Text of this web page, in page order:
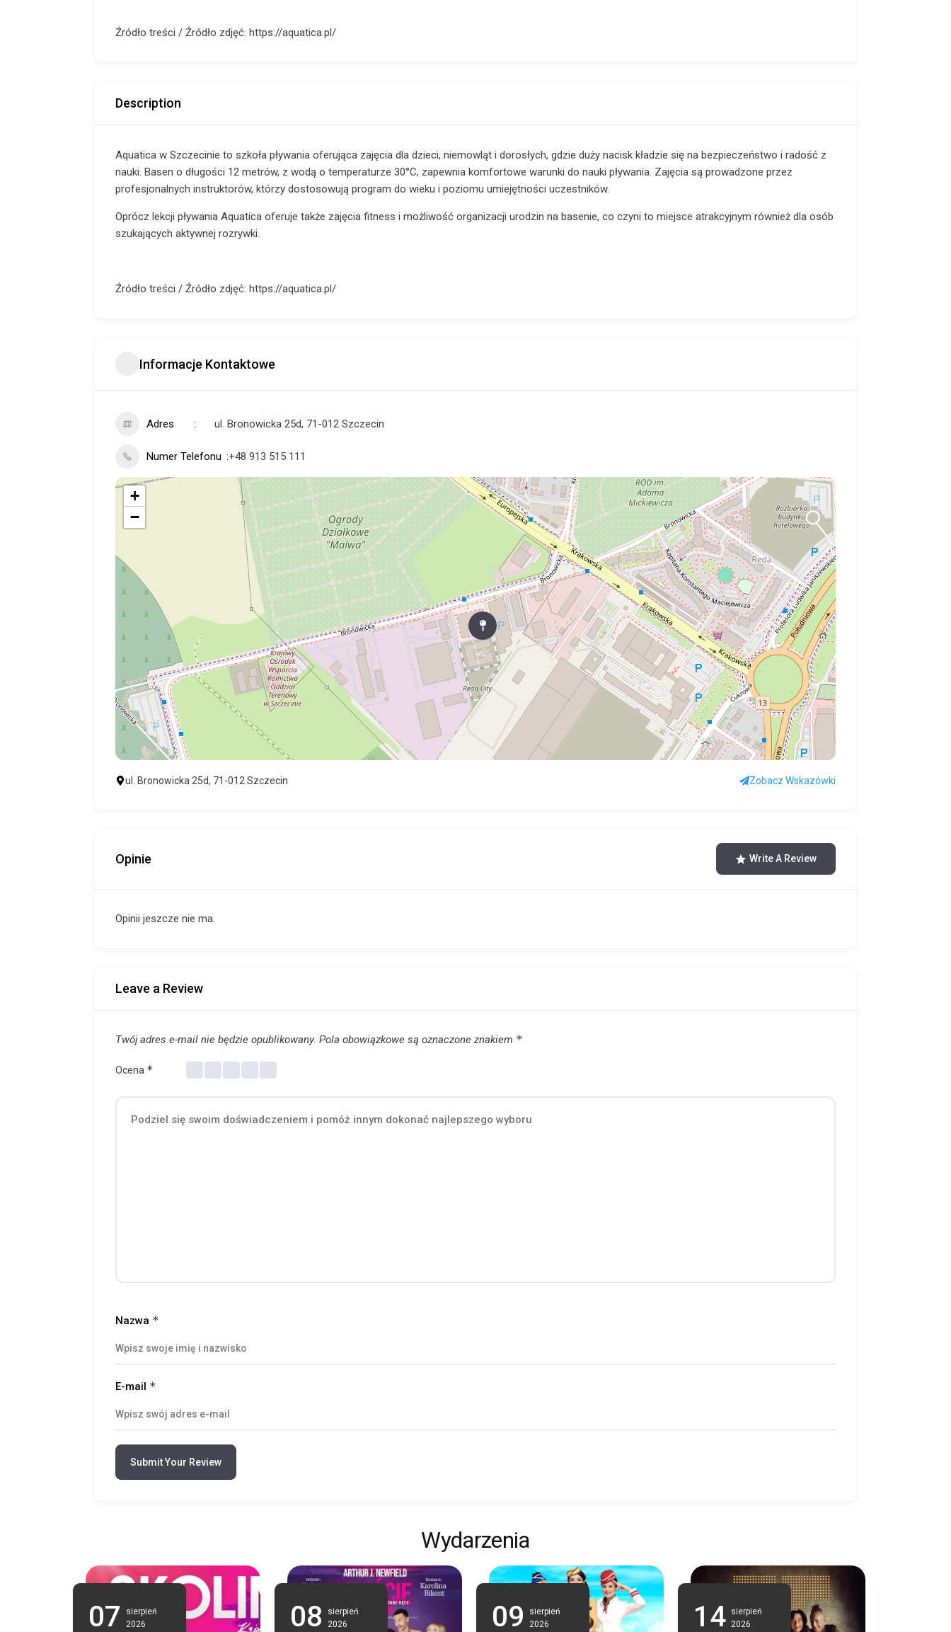
Źródło treści / Źródło zdjęć: https://aquatica.pl/
Description
Aquatica w Szczecinie to szkoła pływania oferująca zajęcia dla dzieci, niemowląt i dorosłych, gdzie duży nacisk kładzie się na bezpieczeństwo i radość z
nauki. Basen o długości 12 metrów, z wodą o temperaturze 30°C, zapewnia komfortowe warunki do nauki pływania. Zajęcia są prowadzone przez
profesjonalnych instruktorów, którzy dostosowują program do wieku i poziomu umiejętności uczestników.
Oprócz lekcji pływania Aquatica oferuje także zajęcia fitness i możliwość organizacji urodzin na basenie, co czyni to miejsce atrakcyjnym również dla osób
szukających aktywnej rozrywki.
Źródło treści / Źródło zdjęć: https://aquatica.pl/
Informacje Kontaktowe
Adres ul. Bronowicka 25d, 71-012 Szczecin
Numer Telefonu +48 913 515 111
+
−
ul. Bronowicka 25d, 71-012 Szczecin Zobacz Wskazówki
Opinie Write A Review
Opinii jeszcze nie ma.
Leave a Review
Twój adres e-mail nie będzie opublikowany. Pola obowiązkowe są oznaczone znakiem *
Ocena *
Nazwa *
E-mail *
Submit Your Review
Wydarzenia
07
sierpień
2026
08
sierpień
2026
09
sierpień
2026
14
sierpień
2026